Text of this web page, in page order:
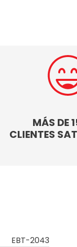
MÁS DE
CLIENTES
EBT-2043